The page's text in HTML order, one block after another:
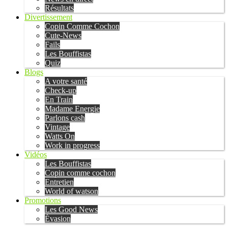
Résultats
Divertissement
Copin Comme Cochon
Cute-News
Fails
Les Bouffistas
Quiz
Blogs
A votre santé
Check-up
En Train
Madame Energie
Parlons cash
Vintage
Watts On
Work in progress
Vidéos
Les Bouffistas
Copin comme cochon
Entretien
World of watson
Promotions
Les Good News
Évasion